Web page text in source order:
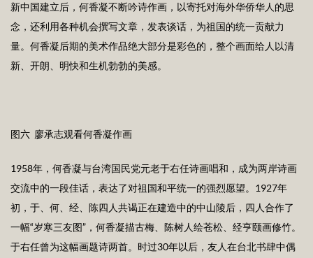
新中国建立后，何香凝不断吟诗作画，以寄托对海外华侨华人的思
念，还利用各种机会撰写文章，发表谈话，为祖国的统一贡献力
量。何香凝后期的美术作品绝大部分是彩色的，整个画面给人以清
新、开朗、明快和生机勃勃的美感。
图六 廖承志观看何香凝作画
1958年，何香凝与台湾国民党元老于右任诗画唱和，成为两岸诗画
交流中的一段佳话，表达了对祖国和平统一的强烈愿望。1927年
初，于、何、经、陈四人共谒正在建造中的中山陵后，四人合作了
一幅“岁寒三友图”，何香凝描古梅、陈树人绘苍松、经亨颐画修竹。
于右任曾为这幅画题诗两首。时过30年以后，友人在台北书肆中偶